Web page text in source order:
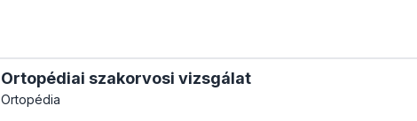
Ortopédiai szakorvosi vizsgálat
Ortopédia